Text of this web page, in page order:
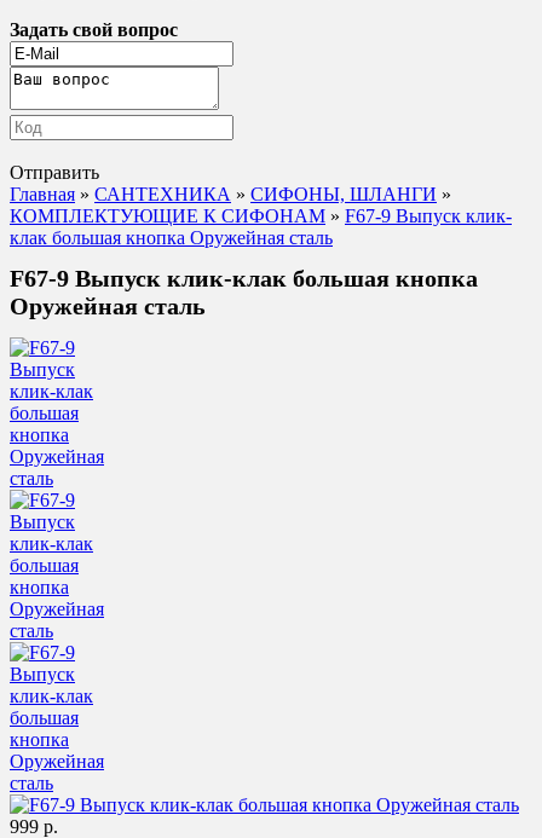
Задать свой вопрос
Отправить
Главная » САНТЕХНИКА » СИФОНЫ, ШЛАНГИ »
КОМПЛЕКТУЮЩИЕ К СИФОНАМ » F67-9 Выпуск клик-
клак большая кнопка Оружейная сталь
F67-9 Выпуск клик-клак большая кнопка
Оружейная сталь
999 р.